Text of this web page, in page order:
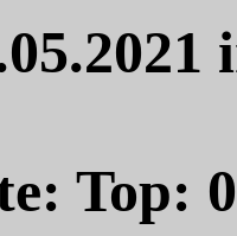
Top: 0